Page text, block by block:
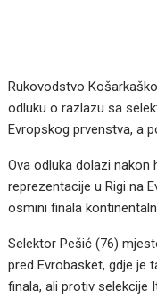
Rukovodstvo
odluku o razlazu sa
Evropskog prvenstva, a
Ova odluka dolazi
reprezentacije u Rigi na
osmini finala
Selektor Pešić (76)
pred Evrobasket, gdje je
finala, ali protiv selekcije